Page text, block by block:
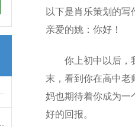
以下是肖乐策划的写
亲爱的姚：你好！
你上初中以后，
末，看到你在高中老
妈也期待着你成为一
好的回报。